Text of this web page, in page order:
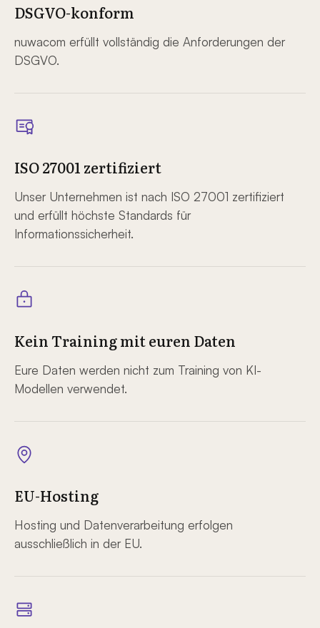
DSGVO-konform
nuwacom erfüllt vollständig die Anforderungen der
DSGVO.
ISO 27001 zertifiziert
Unser Unternehmen ist nach ISO 27001 zertifiziert
und erfüllt höchste Standards für
Informationssicherheit.
Kein Training mit euren Daten
Eure Daten werden nicht zum Training von KI-
Modellen verwendet.
EU-Hosting
Hosting und Datenverarbeitung erfolgen
ausschließlich in der EU.